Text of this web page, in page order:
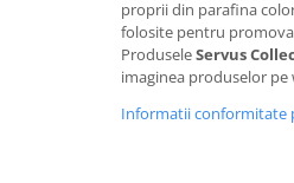
proprii din parafina
folosite pentru
ProduseleServus
imaginea produselor
Informatii conformitate